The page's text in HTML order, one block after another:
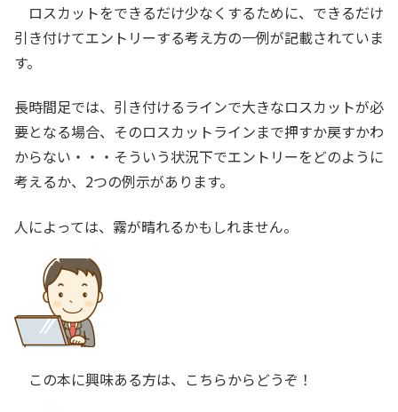
ロスカットをできるだけ少なくするために、できるだけ
引き付けてエントリーする考え方の一例が記載されていま
す。
長時間足では、引き付けるラインで大きなロスカットが必
要となる場合、そのロスカットラインまで押すか戻すかわ
からない・・・そういう状況下でエントリーをどのように
考えるか、2つの例示があります。
人によっては、霧が晴れるかもしれません。
この本に興味ある方は、こちらからどうぞ！